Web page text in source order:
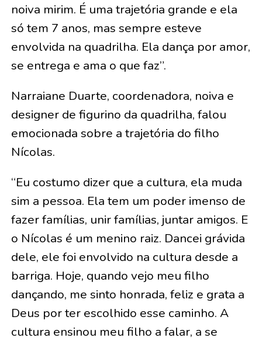
noiva mirim. É uma trajetória grande e ela
só tem 7 anos, mas sempre esteve
envolvida na quadrilha. Ela dança por amor,
se entrega e ama o que faz”.
Narraiane Duarte, coordenadora, noiva e
designer de figurino da quadrilha, falou
emocionada sobre a trajetória do filho
Nícolas.
“Eu costumo dizer que a cultura, ela muda
sim a pessoa. Ela tem um poder imenso de
fazer famílias, unir famílias, juntar amigos. E
o Nícolas é um menino raiz. Dancei grávida
dele, ele foi envolvido na cultura desde a
barriga. Hoje, quando vejo meu filho
dançando, me sinto honrada, feliz e grata a
Deus por ter escolhido esse caminho. A
cultura ensinou meu filho a falar, a se